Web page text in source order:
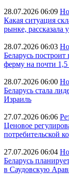
28.07.2026 06:09
Какая ситуация
рынке, рассказала
28.07.2026 06:03
Беларусь
ферму на почти 1,5
28.07.2026 06:00
Беларусь стала
Израиль
27.07.2026 06:06
Ценовое
27.07.2026 06:04
Беларусь
в Саудовскую